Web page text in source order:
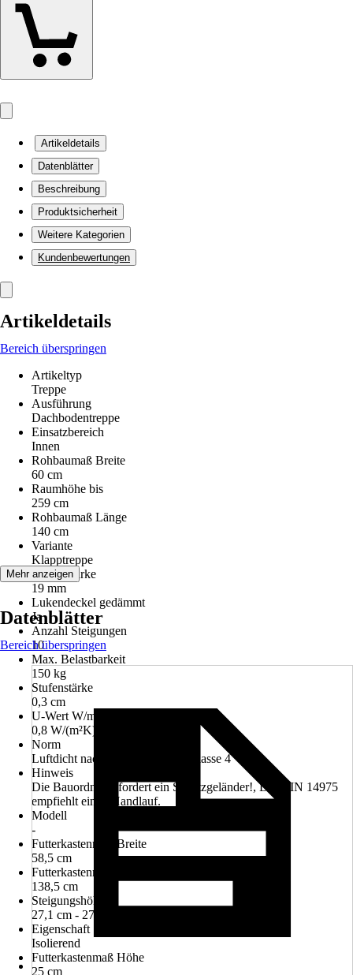
Artikeldetails
Datenblätter
Beschreibung
Produktsicherheit
Weitere Kategorien
Kundenbewertungen
Artikeldetails
Bereich überspringen
Artikeltyp
Treppe
Ausführung
Dachbodentreppe
Einsatzbereich
Innen
Rohbaumaß Breite
60 cm
Raumhöhe bis
259 cm
Rohbaumaß Länge
140 cm
Variante
Klapptreppe
Deckelstärke
19 mm
Lukendeckel gedämmt
Ja
Anzahl Steigungen
10
Max. Belastbarkeit
150 kg
Stufenstärke
0,3 cm
U-Wert W/m²K
0,8 W/(m²K)
Norm
Luftdicht nach DIN EN 12207 Klasse 4
Hinweis
Die Bauordnung fordert ein Schutzgeländer!, Die DIN 14975
empfiehlt einen Handlauf.
Modell
-
Futterkastenmaß Breite
58,5 cm
Futterkastenmaß Länge
138,5 cm
Steigungshöhe
27,1 cm - 27,1 cm
Eigenschaft
Isolierend
Futterkastenmaß Höhe
25 cm
Mehr anzeigen
Datenblätter
Bereich überspringen